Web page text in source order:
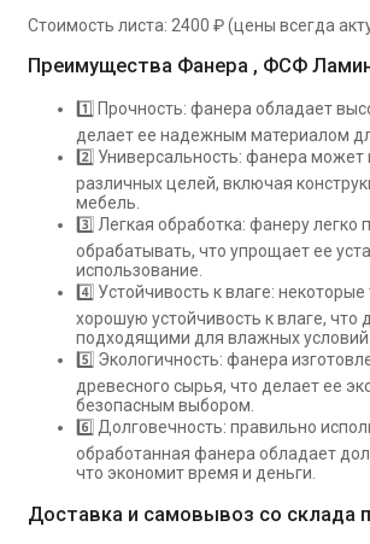
Стоимость листа: 2400 ₽ (цены всегда
Преимущества Фанера , ФСФ
1️⃣ Прочность: фанера обладает
делает ее надежным материалом
2️⃣ Универсальность: фанера может
различных целей, включая
мебель.
3️⃣ Легкая обработка: фанеру легко
обрабатывать, что упрощает ее
использование.
4️⃣ Устойчивость к влаге:
хорошую устойчивость к влаге, что
подходящими для влажных условий.
5️⃣ Экологичность: фанера
древесного сырья, что делает ее
безопасным выбором.
6️⃣ Долговечность: правильно
обработанная фанера обладает
что экономит время и деньги.
Доставка и самовывоз со склада